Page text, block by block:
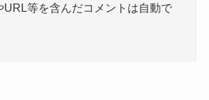
URL等を含んだコメントは自動で